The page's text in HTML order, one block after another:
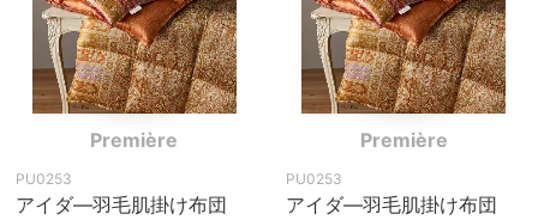
Première
PU0253
アイダ―羽毛肌掛け布団
Première
PU0253
アイダ―羽毛肌掛け布団